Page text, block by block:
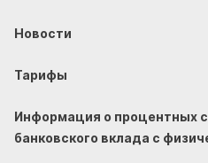
Новости
Тарифы
Информация о процентных
банковского вклада с